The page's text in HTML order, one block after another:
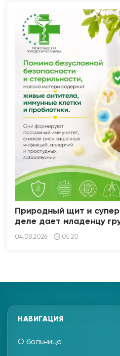
Природный щит и
деле дает младенцу
04.08.2026 05:20
НАВИГАЦИЯ
О больнице